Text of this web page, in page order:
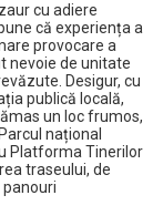
cu adiere
că experiența a
provocare a
nevoie de unitate
Desigur, cu
publică locală,
un loc frumos,
național
Platforma Tinerilor
traseului, de